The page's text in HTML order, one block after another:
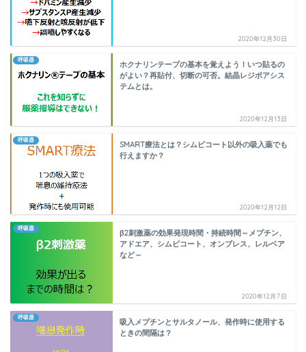
2020年12月30日
呼吸器
ホクナリンテープの基本を覚えよう！いつ貼るの
がよい？再貼付、切断の可否。結晶レジボアシス
テムとは。
2020年12月13日
呼吸器
SMART療法とは？シムビコート以外の吸入薬でも
行えますか？
2020年12月12日
呼吸器
β2刺激薬の効果発現時間・持続時間～メプチン、
アドエア、シムビコート、オンブレス、レルベア
など～
2020年12月7日
呼吸器
吸入メプチンとサルタノール、発作時に使用する
ときの間隔は？